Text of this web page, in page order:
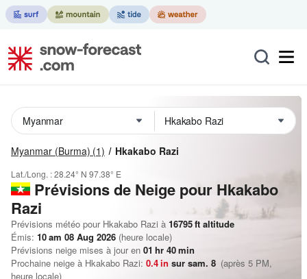
Myanmar (Burma) (1) Hkakabo Razi
Lat./Long. :28.24° N 97.38° E
Prévisions de Neige pour Hkakabo
Razi
Prévisions météo pour Hkakabo Razi à 16795ft altitude
Émis: 10 am 08 Aug 2026 (heure locale)
Prévisions neige mises à jour en 01 hr 40min
Prochaine neige à Hkakabo Razi: 0.4in sur sam. 8 (après 5 PM,
heure locale)